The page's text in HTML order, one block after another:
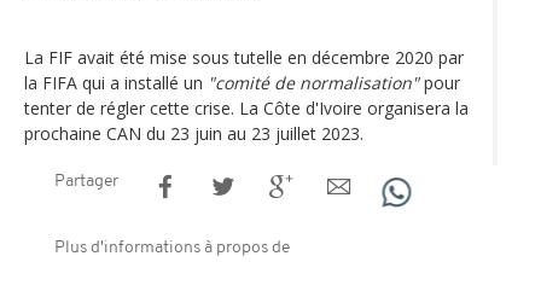
La FIF avait été mise sous tutelle en décembre 2020 par
la FIFA qui a installé un "comité de normalisation"pour
tenter de régler cette crise. La Côte d'Ivoire organisera la
prochaine CAN du 23 juin au 23 juillet 2023.
Partager
Plus d'informations à propos de